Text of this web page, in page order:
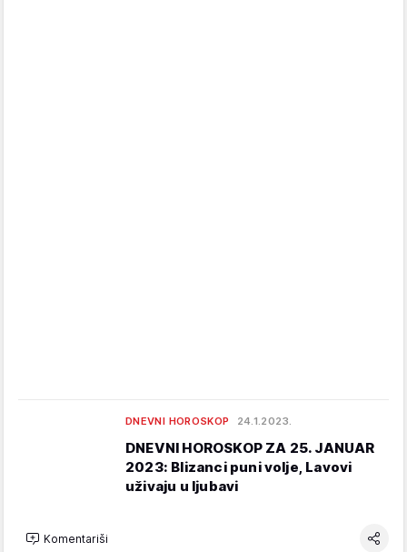
DNEVNI HOROSKOP 24.1.2023.
DNEVNI HOROSKOP ZA 25. JANUAR
2023: Blizanci puni volje, Lavovi
uživaju u ljubavi
Komentariši